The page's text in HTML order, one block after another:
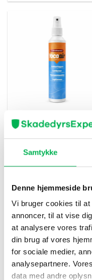
Samtykke
Denne hjemmeside
Vi bruger cookies til
annoncer, til at vise
at analysere vores
din brug af vores
for sociale medier,
analysepartnere.
data med andre
Lugtfjerner Universal
200 ml
Yocoair
Opvaskemiddel
Når du vasker op i
der ikke kun renser
mod hænder og natur.
opvaskemiddel er et